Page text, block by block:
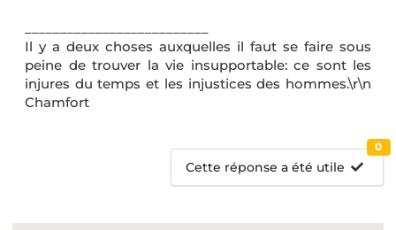
Il y a deux choses auxquelles il faut se faire sous
peine de trouver la vie insupportable: ce sont les
injures du temps et les injustices des hommes.\r\n
Chamfort
Cette réponse a été utile
0